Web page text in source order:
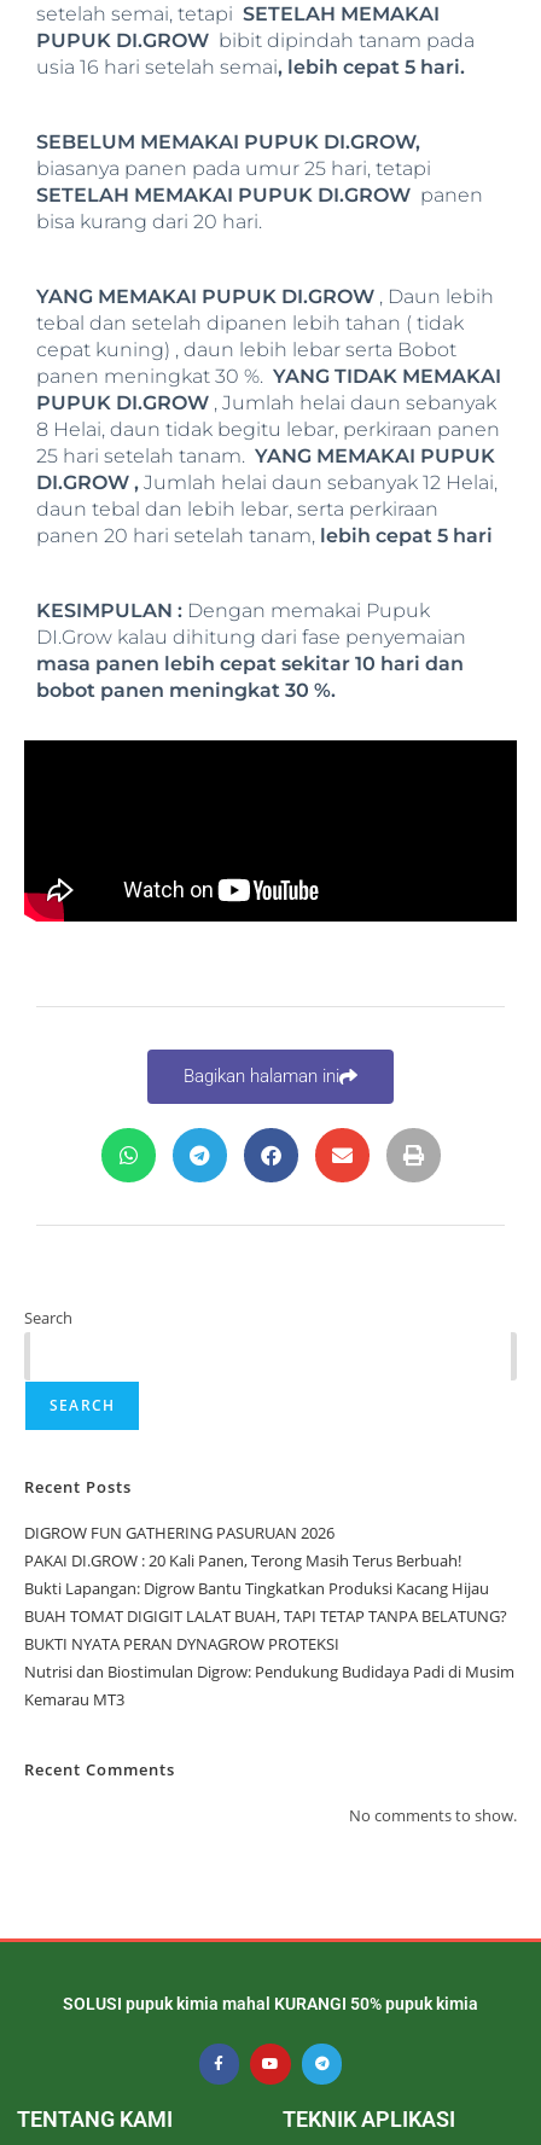
setelah semai, tetapi SETELAH MEMAKAI
PUPUK DI.GROW bibit dipindah tanam pada
usia 16 hari setelah semai, lebih cepat 5 hari.
SEBELUM MEMAKAI PUPUK DI.GROW,
biasanya panen pada umur 25 hari, tetapi
SETELAH MEMAKAI PUPUK DI.GROW panen
bisa kurang dari 20 hari.
YANG MEMAKAI PUPUK DI.GROW , Daun lebih
tebal dan setelah dipanen lebih tahan ( tidak
cepat kuning) , daun lebih lebar serta Bobot
panen meningkat 30 %. YANG TIDAK MEMAKAI
PUPUK DI.GROW , Jumlah helai daun sebanyak
8 Helai, daun tidak begitu lebar, perkiraan panen
25 hari setelah tanam. YANG MEMAKAI PUPUK
DI.GROW , Jumlah helai daun sebanyak 12 Helai,
daun tebal dan lebih lebar, serta perkiraan
panen 20 hari setelah tanam, lebih cepat 5 hari
KESIMPULAN : Dengan memakai Pupuk
DI.Grow kalau dihitung dari fase penyemaian
masa panen lebih cepat sekitar 10 hari dan
bobot panen meningkat 30 %.
Bagikan halaman ini
Search
SEARCH
Recent Posts
DIGROW FUN GATHERING PASURUAN 2026
PAKAI DI.GROW : 20 Kali Panen, Terong Masih Terus Berbuah!
Bukti Lapangan: Digrow Bantu Tingkatkan Produksi Kacang Hijau
BUAH TOMAT DIGIGIT LALAT BUAH, TAPI TETAP TANPA BELATUNG?
BUKTI NYATA PERAN DYNAGROW PROTEKSI
Nutrisi dan Biostimulan Digrow: Pendukung Budidaya Padi di Musim
Kemarau MT3
Recent Comments
No comments to show.
SOLUSI pupuk kimia mahal KURANGI 50% pupuk kimia
TENTANG KAMI TEKNIK APLIKASI